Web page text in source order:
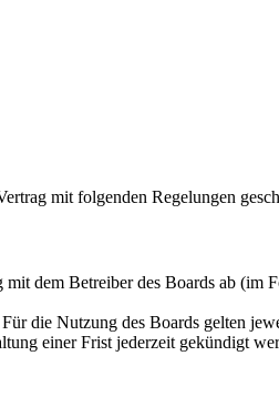
mit folgenden Regelungen
dem Betreiber des Boards ab (im
die Nutzung des Boards gelten
einer Frist jederzeit gekündigt